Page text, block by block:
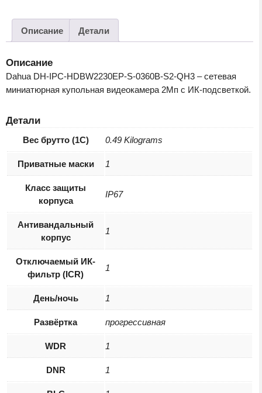
0360B-
Описание Детали
Описание
Dahua DH-IPC-HDBW2230EP-S-0360B-S2-QH3 – cетевая
миниатюрная купольная видеокамера 2Мп с ИК-подсветкой.
Детали
Вес брутто (1С) 0.49 Kilograms
Приватные маски 1
Класс защиты
корпуса
IP67
Антивандальный
корпус
1
Отключаемый ИК-
фильтр (ICR)
1
День/ночь 1
Развёртка прогрессивная
WDR 1
DNR 1